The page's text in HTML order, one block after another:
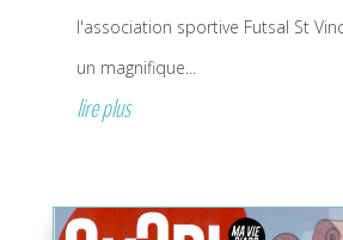
l'association sportive Futsal St
un magnifique...
lire plus